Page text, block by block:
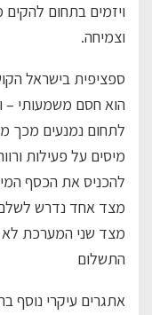
ויזמים בתחום
וצמיחה.
ספציפית בישראל
הוא חסם משמעותי –
לתחום נמנעים מכך
מיסים על פעילות
להכניס את הכסף
מצד אחד נדרש לשלם
מצד שני המערכת
התשלום